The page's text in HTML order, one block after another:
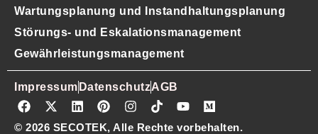
Wartungsplanung und Instandhaltungsplanung
Störungs- und Eskalationsmanagement
Gewährleistungsmanagement
© 2026 SECOTEK, Alle Rechte vorbehalten.
Impressum DatenschutzAGB